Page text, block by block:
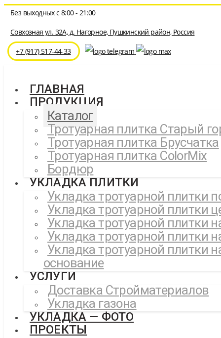
Перейти
содержимому
Без выходных с 8:00 - 21:00
Совхозная ул. 32A, д. Нагорное, Пушкинский район, Россия
⁦+7 (917) 517-44-33
ГЛАВНАЯ
ПРОДУКЦИЯ
Каталог
Тротуарная плитка Старый
Тротуарная плитка Брусчатка
Тротуарная плитка ColorMix
Бордюр
УКЛАДКА ПЛИТКИ
Укладка тротуарной плитки
Укладка тротуарной плитки
Укладка тротуарной плитки
Укладка тротуарной плитки
Укладка тротуарной плитки
основание
УСЛУГИ
Доставка Стройматериалов
Укладка газона
УКЛАДКА — ФОТО
ПРОЕКТЫ